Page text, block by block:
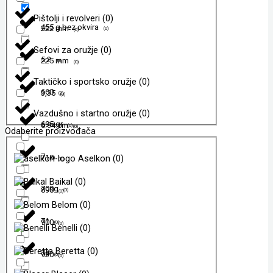
455 g bez okvira (0)
5,2 (0)
660 (0)
695 gr (0)
7 (0)
709g (0)
71 (0)
74 (0)
222 mm (0)
225 mm (0)
3,35 (0)
6.94 cm (0)
710 (0)
890 (0)
900 (0)
920 (0)
Pištolji i revolveri (0)
Sefovi za oružje (0)
Taktičko i sportsko oružje (0)
Vazdušno i startno oružje (0)
Odaberite proizvođača
Aselkon (0)
Baikal (0)
Belom (0)
Benelli (0)
Beretta (0)